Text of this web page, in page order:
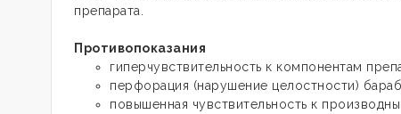
препарата.
Противопоказания
гиперчувствительность к компонентам
перфорация (нарушение целостности)
повышенная чувствительность к